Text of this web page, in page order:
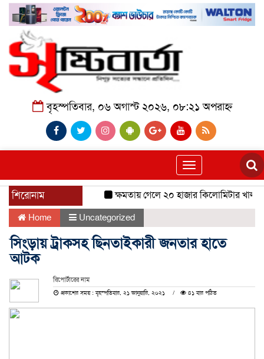
বৃহস্পতিবার, ০৬ অগাস্ট ২০২৬, ০৮:২১ অপরাহ্ন
Toggle
navigation
শিরোনাম ক্ষমতায় গেলে ২০ হাজার কিলোমিটার খাল
Home Uncategorized
সিংড়ায় ট্রাকসহ ছিনতাইকারী জনতার হাতে
আটক
রিপোর্টারের নাম
প্রকাশের সময় : বৃহস্পতিবার, ২১ জানুয়ারি, ২০২১
৪১ বার পঠিত